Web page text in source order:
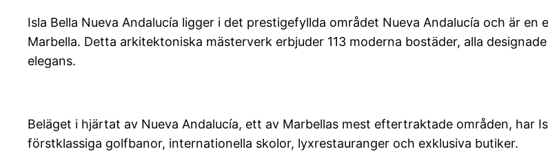
Isla Bella Nueva Andalucía ligger i det prestigefyllda området Nueva Andalucía och är
Marbella. Detta arkitektoniska mästerverk erbjuder 113 moderna bostäder, alla
elegans.
Beläget i hjärtat av Nueva Andalucía, ett av Marbellas mest eftertraktade områden, har
förstklassiga golfbanor, internationella skolor, lyxrestauranger och exklusiva butiker.